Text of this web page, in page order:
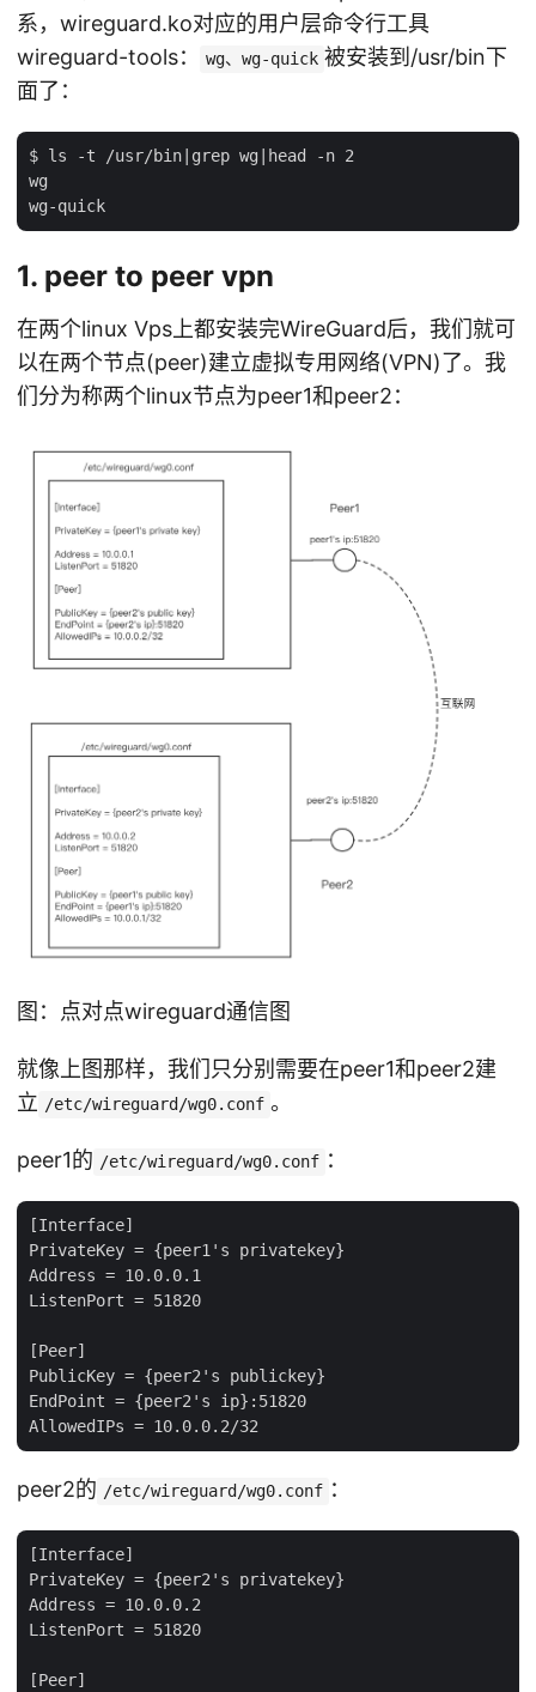
系，wireguard.ko对应的用户层命令行工具
wireguard-tools：
wg、wg-quick 被安装到/usr/bin下
面了：
$ ls -t /usr/bin|grep wg|head -n 2
wg
1. peer to peer vpn
在两个linux Vps上都安装完WireGuard后，我们就可
以在两个节点(peer)建立虚拟专用网络(VPN)了。我
们分为称两个linux节点为peer1和peer2：
图：点对点wireguard通信图
就像上图那样，我们只分别需要在peer1和peer2建
立 /etc/wireguard/wg0.conf 。
peer1的 /etc/wireguard/wg0.conf ：
[Interface]
PrivateKey = {peer1's privatekey}
Address = 10.0.0.1
ListenPort = 51820
[Peer]
PublicKey = {peer2's publickey}
EndPoint = {peer2's ip}:51820
peer2的 /etc/wireguard/wg0.conf ：
[Interface]
PrivateKey = {peer2's privatekey}
Address = 10.0.0.2
ListenPort = 51820
[Peer]